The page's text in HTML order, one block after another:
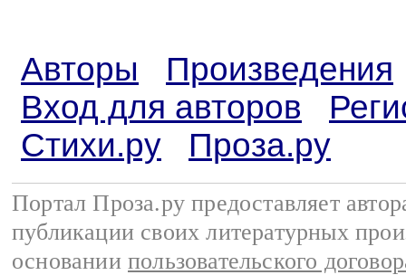
Авторы
Произведения
Вход для авторов
Стихи.ру
Проза.ру
Портал Проза.ру предоставляет
публикации своих литературных
основании пользовательского